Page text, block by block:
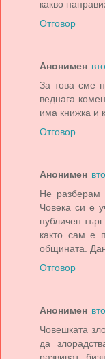
какво
Отговор
Анонимен
За това сме
веднага
има книжка и
Отговор
Анонимен
Не разберам
Човека си е
публичен
както сам е
общината.
Отговор
Анонимен
Човешката
да
развиват